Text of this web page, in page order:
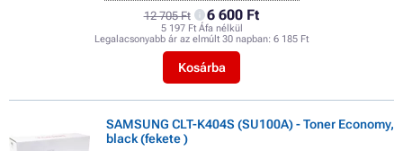
12 705 Ft 6 600 Ft
5 197 Ft Áfa nélkül
Legalacsonyabb ár az elmúlt 30 napban: 6 185 Ft
Kosárba
SAMSUNG CLT-K404S (SU100A) - Toner Economy,
black (fekete )